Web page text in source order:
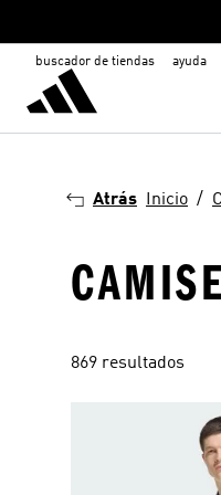
buscador de tiendas ayuda
Atrás Inicio
869 resultados